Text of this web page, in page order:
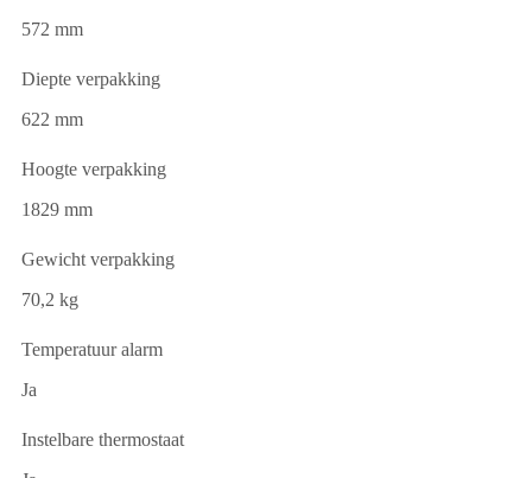
572 mm
Diepte verpakking
622 mm
Hoogte verpakking
1829 mm
Gewicht verpakking
70,2 kg
Temperatuur alarm
Ja
Instelbare thermostaat